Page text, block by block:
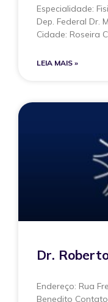
Especialidade:
Dep. Federal Dr.
Cidade: Roseira
LEIA MAIS »
Dr.
Endereço: Rua
Benedito